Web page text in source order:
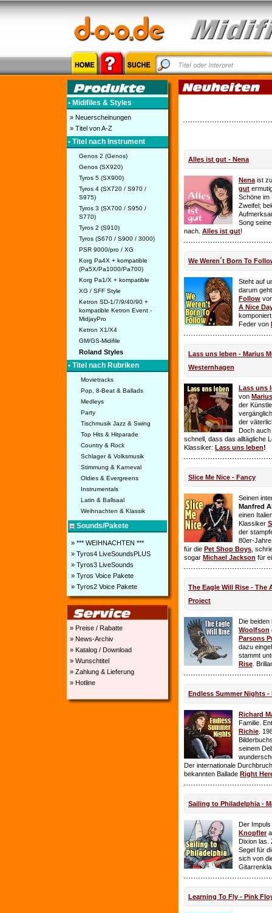
• Midifiles & Styles
» Neuerscheinungen
» Titel von A-Z
• Titel nach Instrument
Genos 2 (Genos)
Genos (SX920)
Tyros 5 (SX900)
Tyros 4 (SX720 / S970 /
S975)
Tyros 3 (SX700 / S950 /
S770)
Tyros 2 (S910)
Tyros (S670 / S900 / 3000)
PSR 9000/pro / XG
Korg Pa4X + kompatible
(Pa5X/Pa1000/Pa700)
Korg Pa1/X + kompatible
XG / SFF Style
Ketron SD-1/7/9/40/90 +
kompatible Ketron Event -
MidjayPro
Ketron X1/X4
GM/GS-Midifile
Roland Styles
• Titel nach Rubriken
Movietracks
Pop, 8-Beat & Ballads
Medleys
Party
Tischmusik Jazz & Swing
Top Hits & Hitparade
Country & Rock
Schlager & Volksmusik
Stimmung & Karneval
Oldies & Evergreens
Instrumentals
Latin & Ballsaal
Weihnachten & Klassik
Sounds/Pakete
» *** WEIHNACHTEN ***
» Tyros4 LiveSoundsPLUS
» Tyros3 LiveSounds
» Tyros Voice Pakete
» Tyros2 Voice Pakete
» Preise / Rabatte
» News-Archiv
» Katalog / Download
» Wunschtitel
» Zahlung & Lieferung
» Hotline
Alles ist gut - Nena
Nena ist
gut
Schöne im
Zweifel;
Song
nach. Alles ist gut!
We Weren´t Born To
Steht auf
darum
Follow
A Nice
Feder von
Lass uns leben - Marius
Westernhagen
Lass uns
von
der
der
Doch auch
schnell, dass das alltägliche
Klassiker: Lass uns leben!
Slice Me Nice - Fancy
Seinen
Manfred
einen
Klassiker
der
80er-
für die Pet Shop Boys ,
sogar Michael Jackson für
The Eagle Will Rise - The
Project
Die beiden
Woolfson
Parsons
dazu
stammt
Rise .
Endless Summer Nights -
Richard
Familie.
Richie .
seinem
Der internationale
bekannten Ballade Right
Sailing to Philadelphia -
Der
Knopfler
Dixion las.
Segel für
sich von
Learning To Fly - Pink